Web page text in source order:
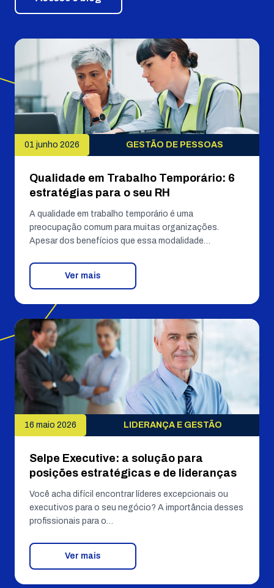
01 junho 2026 GESTÃO DE PESSOAS
Qualidade em Trabalho Temporário: 6
estratégias para o seu RH
A qualidade em trabalho temporário é uma
preocupação comum para muitas organizações.
Apesar dos benefícios que essa modalidade…
Ver mais
16 maio 2026 LIDERANÇA E GESTÃO
Selpe Executive: a solução para
posições estratégicas e de lideranças
Você acha difícil encontrar líderes excepcionais ou
executivos para o seu negócio? A importância desses
profissionais para o…
Ver mais